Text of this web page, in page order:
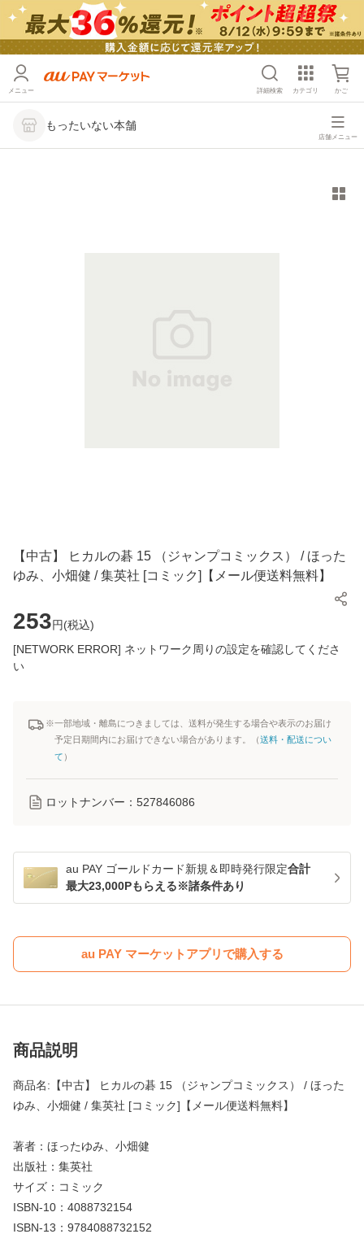
メニュー 詳細検索 カテゴリ かご
もったいない本舗
店舗メニュー
【中古】 ヒカルの碁 15 （ジャンプコミックス） / ほった
ゆみ、小畑健 / 集英社 [コミック]【メール便送料無料】
253円(税込)
[NETWORK ERROR] ネットワーク周りの設定を確認してくださ
い
※一部地域・離島につきましては、送料が発生する場合や表示のお届け
予定日期間内にお届けできない場合があります。（送料・配送につい
て ）
ロットナンバー： 527846086
au PAY ゴールドカード新規＆即時発行限定合計
最大23,000Pもらえる※諸条件あり
au PAY マーケットアプリで購入する
商品説明
商品名:【中古】 ヒカルの碁 15 （ジャンプコミックス） / ほった
ゆみ、小畑健 / 集英社 [コミック]【メール便送料無料】
著者：ほったゆみ、小畑健
出版社：集英社
サイズ：コミック
ISBN-10：4088732154
ISBN-13：9784088732152